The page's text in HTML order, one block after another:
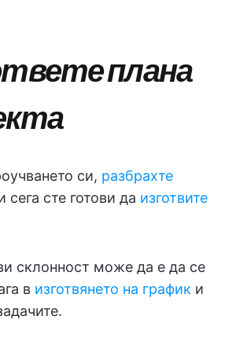
плана
си, разбрахте
сега сте готови да изготвите
склонност може да е да се
в изготвянето на график и